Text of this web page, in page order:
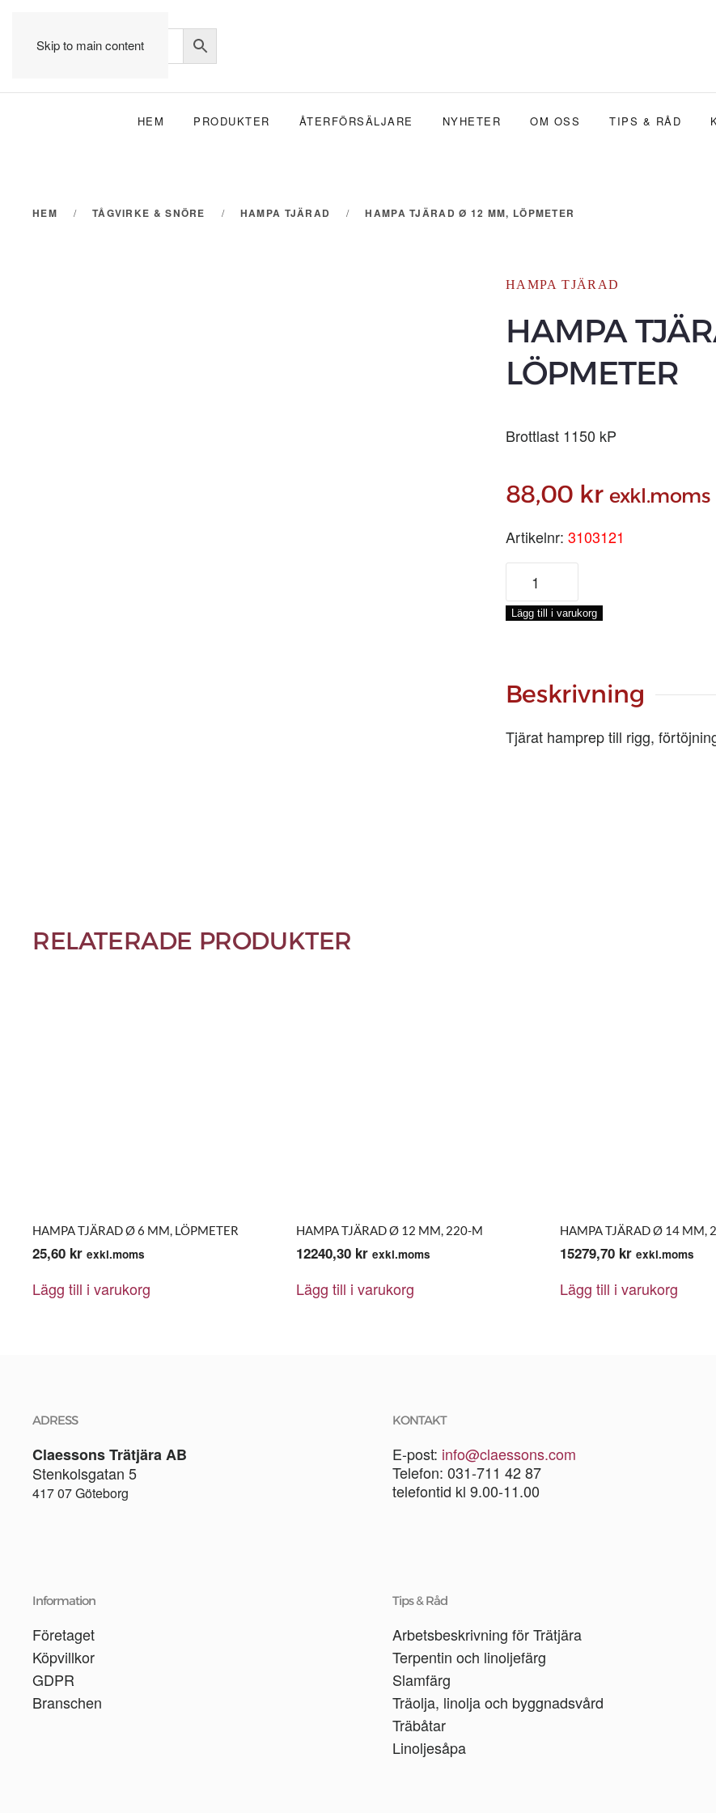
Skip to main content
HEM PRODUKTER ÅTERFÖRSÄLJARE NYHETER OM OSS TIPS & RÅD
HEM TÅGVIRKE & SNÖRE HAMPA TJÄRAD HAMPA TJÄRAD Ø 12 MM, LÖPMETER
HAMPA TJÄRAD
HAMPA
LÖPMETER
Brottlast 1150 kP
88,00 kr exkl.moms
Artikelnr: 3103121
HAMPA
TJÄRAD
Ø
12
mängd
Lägg till i varukorg
Beskrivning
Tjärat hamprep till rigg,
RELATERADE PRODUKTER
HAMPA TJÄRAD Ø 6 MM, LÖPMETER
25,60 kr exkl.moms
Lägg till i varukorg
HAMPA TJÄRAD Ø 12 MM, 220-M
12240,30 kr exkl.moms
Lägg till i varukorg
HAMPA TJÄRAD Ø 14 MM,
15279,70 kr exkl.moms
Lägg till i varukorg
ADRESS
Claessons Trätjära AB
Stenkolsgatan 5
417 07 Göteborg
KONTAKT
E-post: info@claessons.com
Telefon: 031-711 42 87
telefontid kl 9.00-11.00
Information
Företaget
Köpvillkor
GDPR
Branschen
Tips & Råd
Arbetsbeskrivning för Trätjära
Terpentin och linoljefärg
Slamfärg
Träolja, linolja och byggnadsvård
Träbåtar
Linoljesåpa